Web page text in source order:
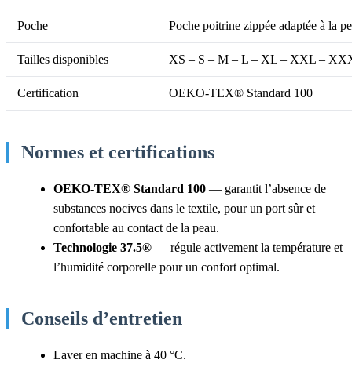
Poche Poche poitrine zippée adaptée à la
Tailles disponibles XS – S – M – L – XL – XXL –
Certification OEKO-TEX® Standard 100
Normes et certifications
OEKO-TEX® Standard 100 — garantit l’absence de
substances nocives dans le textile, pour un port sûr et
confortable au contact de la peau.
Technologie 37.5® — régule activement la température et
l’humidité corporelle pour un confort optimal.
Conseils d’entretien
Laver en machine à 40 °C.